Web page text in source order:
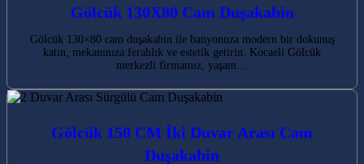
Gölcük 130X80 Cam Duşakabin
Gölcük 130×80 cam duşakabin ile banyonuza modern bir dokunuş
katın, mekanınıza ferahlık ve estetik getirin. Kocaeli Gölcük
merkezli firmamız, yaşam…
Gölcük 150 CM İki Duvar Arası Cam
Duşakabin